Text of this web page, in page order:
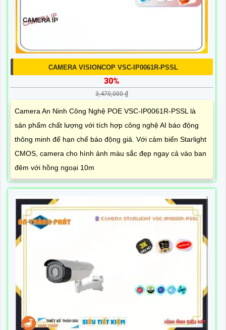
CAMERA VISIONCOP VSC-IP0061R-PSSL
30%
3,470,000 ₫
Camera An Ninh Công Nghệ POE VSC-IP0061R-PSSL là
sản phẩm chất lượng với tích hợp công nghệ AI báo động
thông minh để hạn chế báo động giả. Với cảm biến Starlight
CMOS, camera cho hình ảnh màu sắc đẹp ngay cả vào ban
đêm với hồng ngoại 10m